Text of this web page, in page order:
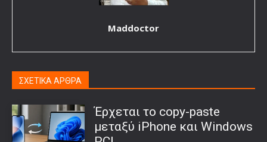
Maddoctor
ΣΧΕΤΙΚΑ ΑΡΘΡΑ
Έρχεται το copy-paste
μεταξύ iPhone και Windows